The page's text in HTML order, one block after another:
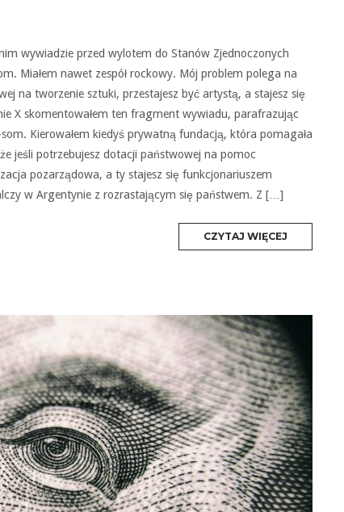
wywiadzie przed wylotem do Stanów Zjednoczonych
Miałem nawet zespół rockowy. Mój problem polega na
na tworzenie sztuki, przestajesz być artystą, a stajesz się
X skomentowałem ten fragment wywiadu, parafrazując
Kierowałem kiedyś prywatną fundacją, która pomagała
jeśli potrzebujesz dotacji państwowej na pomoc
pozarządowa, a ty stajesz się funkcjonariuszem
w Argentynie z rozrastającym się państwem. Z […]
CZYTAJ WIĘCEJ